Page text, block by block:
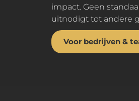
impact. Geen
uitnodigt tot andere
Voor bedrijven &